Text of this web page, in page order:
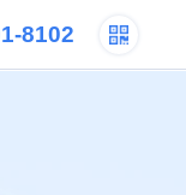
8102